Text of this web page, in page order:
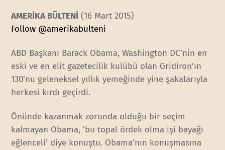
AMERİKA BÜLTENİ (16 Mart 2015)
Follow @amerikabulteni
ABD Başkanı Barack Obama, Washington DC’nin en
eski ve en elit gazetecilik kulübü olan Gridiron’ın
130’nu geleneksel yıllık yemeğinde yine şakalarıyla
herkesi kırdı geçirdi.
Önünde kazanmak zorunda olduğu bir seçim
kalmayan Obama, ‘bu topal ördek olma işi bayağı
eğlenceli’ diye konuştu. Obama’nın konuşmasına